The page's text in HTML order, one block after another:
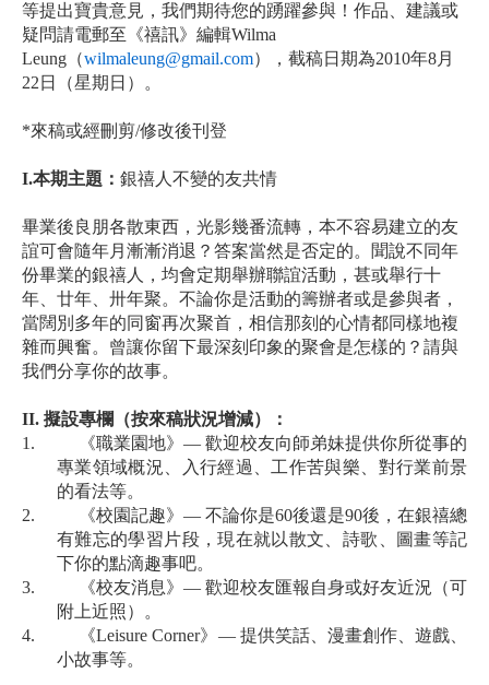
等提出寶貴意見，我們期待您的踴躍參與！作品、建議或
疑問請電郵至《禧訊》編輯Wilma
Leung（wilmaleung@gmail.com），截稿日期為2010年8月
22日（星期日）。
*來稿或經刪剪/修改後刊登
I.本期主題： 銀禧人不變的友共情
畢業後良朋各散東西，光影幾番流轉，本不容易建立的友
誼可會隨年月漸漸消退？答案當然是否定的。聞說不同年
份畢業的銀禧人，均會定期舉辦聯誼活動，甚或舉行十
年、廿年、卅年聚。不論你是活動的籌辦者或是參與者，
當闊別多年的同窗再次聚首，相信那刻的心情都同樣地複
雜而興奮。曾讓你留下最深刻印象的聚會是怎樣的？請與
我們分享你的故事。
II. 擬設專欄（按來稿狀況增減）：
1.
《職業園地》— 歡迎校友向師弟妹提供你所從事的
專業領域概況、入行經過、工作苦與樂、對行業前景
的看法等。
2.
《校園記趣》— 不論你是60後還是90後，在銀禧總
有難忘的學習片段，現在就以散文、詩歌、圖畫等記
下你的點滴趣事吧。
3.
《校友消息》— 歡迎校友匯報自身或好友近況（可
附上近照）。
4.
《Leisure Corner》— 提供笑話、漫畫創作、遊戲、
小故事等。